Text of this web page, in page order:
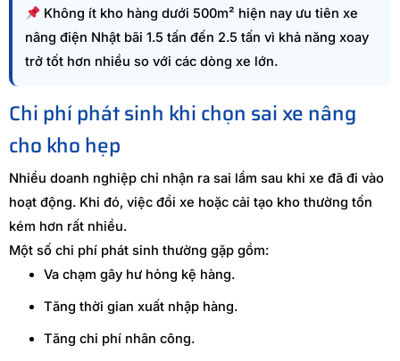
Không ít kho hàng dưới 500m² hiện nay ưu tiên xe
nâng điện Nhật bãi 1.5 tấn đến 2.5 tấn vì khả năng xoay
trở tốt hơn nhiều so với các dòng xe lớn.
Chi phí phát sinh khi chọn sai xe nâng
cho kho hẹp
Nhiều doanh nghiệp chỉ nhận ra sai lầm sau khi xe đã đi vào
hoạt động. Khi đó, việc đổi xe hoặc cải tạo kho thường tốn
kém hơn rất nhiều.
Một số chi phí phát sinh thường gặp gồm:
Va chạm gây hư hỏng kệ hàng.
Tăng thời gian xuất nhập hàng.
Tăng chi phí nhân công.